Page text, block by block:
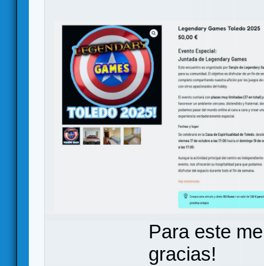
Para este
gracias!